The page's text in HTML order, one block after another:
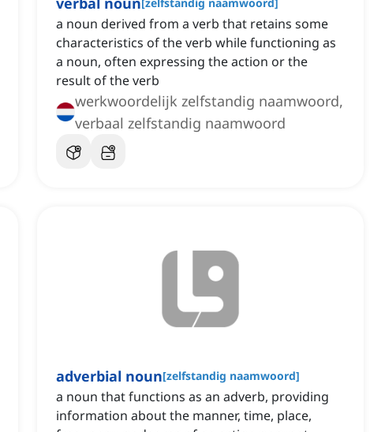
a noun derived from a verb that retains some
characteristics of the verb while functioning as
a noun, often expressing the action or the
result of the verb
werkwoordelijk zelfstandig naamwoord,
verbaal zelfstandig naamwoord
adverbial noun[zelfstandig naamwoord]
a noun that functions as an adverb, providing
information about the manner, time, place,